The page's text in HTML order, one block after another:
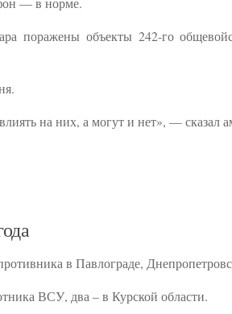
поражены объекты 242-го
на них, а могут и нет», — сказал
в Павлограде,
ВСУ, два – в Курской области.